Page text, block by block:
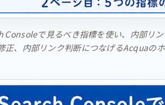
Consoleで見るべき指標を使い、内部リ
正、内部リンク判断につなげるAcquaの